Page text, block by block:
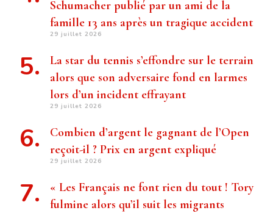
Schumacher publié par un ami de la
famille 13 ans après un tragique accident
29 juillet 2026
La star du tennis s’effondre sur le terrain
alors que son adversaire fond en larmes
lors d’un incident effrayant
29 juillet 2026
Combien d’argent le gagnant de l’Open
reçoit-il ? Prix ​​en argent expliqué
29 juillet 2026
« Les Français ne font rien du tout ! Tory
fulmine alors qu’il suit les migrants